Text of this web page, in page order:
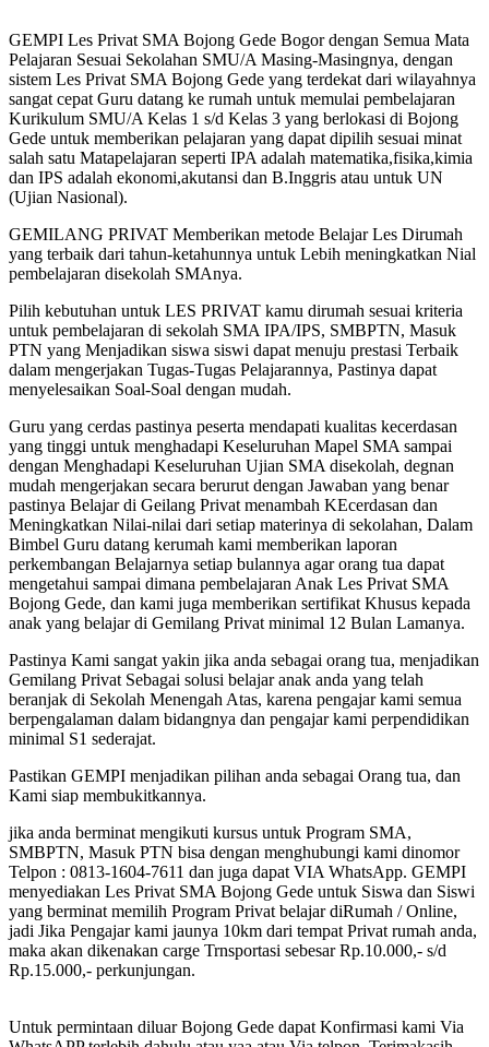
GEMPI Les Privat SMA Bojong Gede Bogor dengan Semua Mata
Pelajaran Sesuai Sekolahan SMU/A Masing-Masingnya, dengan
sistem Les Privat SMA Bojong Gede yang terdekat dari wilayahnya
sangat cepat Guru datang ke rumah untuk memulai pembelajaran
Kurikulum SMU/A Kelas 1 s/d Kelas 3 yang berlokasi di Bojong
Gede untuk memberikan pelajaran yang dapat dipilih sesuai minat
salah satu Matapelajaran seperti IPA adalah matematika,fisika,kimia
dan IPS adalah ekonomi,akutansi dan B.Inggris atau untuk UN
(Ujian Nasional).
GEMILANG PRIVAT Memberikan metode Belajar Les Dirumah
yang terbaik dari tahun-ketahunnya untuk Lebih meningkatkan Nial
pembelajaran disekolah SMAnya.
Pilih kebutuhan untuk LES PRIVAT kamu dirumah sesuai kriteria
untuk pembelajaran di sekolah SMA IPA/IPS, SMBPTN, Masuk
PTN yang Menjadikan siswa siswi dapat menuju prestasi Terbaik
dalam mengerjakan Tugas-Tugas Pelajarannya, Pastinya dapat
menyelesaikan Soal-Soal dengan mudah.
Guru yang cerdas pastinya peserta mendapati kualitas kecerdasan
yang tinggi untuk menghadapi Keseluruhan Mapel SMA sampai
dengan Menghadapi Keseluruhan Ujian SMA disekolah, degnan
mudah mengerjakan secara berurut dengan Jawaban yang benar
pastinya Belajar di Geilang Privat menambah KEcerdasan dan
Meningkatkan Nilai-nilai dari setiap materinya di sekolahan, Dalam
Bimbel Guru datang kerumah kami memberikan laporan
perkembangan Belajarnya setiap bulannya agar orang tua dapat
mengetahui sampai dimana pembelajaran Anak Les Privat SMA
Bojong Gede, dan kami juga memberikan sertifikat Khusus kepada
anak yang belajar di Gemilang Privat minimal 12 Bulan Lamanya.
Pastinya Kami sangat yakin jika anda sebagai orang tua, menjadikan
Gemilang Privat Sebagai solusi belajar anak anda yang telah
beranjak di Sekolah Menengah Atas, karena pengajar kami semua
berpengalaman dalam bidangnya dan pengajar kami perpendidikan
minimal S1 sederajat.
Pastikan GEMPI menjadikan pilihan anda sebagai Orang tua, dan
Kami siap membukitkannya.
jika anda berminat mengikuti kursus untuk Program SMA,
SMBPTN, Masuk PTN bisa dengan menghubungi kami dinomor
Telpon : 0813-1604-7611 dan juga dapat VIA WhatsApp. GEMPI
menyediakan Les Privat SMA Bojong Gede untuk Siswa dan Siswi
yang berminat memilih Program Privat belajar diRumah / Online,
jadi Jika Pengajar kami jaunya 10km dari tempat Privat rumah anda,
maka akan dikenakan carge Trnsportasi sebesar Rp.10.000,- s/d
Rp.15.000,- perkunjungan.
Untuk permintaan diluar Bojong Gede dapat Konfirmasi kami Via